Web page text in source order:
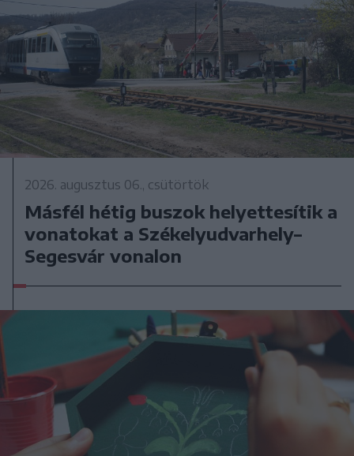
2026. augusztus 06., csütörtök
Másfél hétig buszok helyettesítik a
vonatokat a Székelyudvarhely–
Segesvár vonalon